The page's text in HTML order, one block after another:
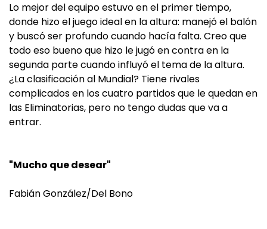
Lo mejor del equipo estuvo en el primer tiempo,
donde hizo el juego ideal en la altura: manejó el balón
y buscó ser profundo cuando hacía falta. Creo que
todo eso bueno que hizo le jugó en contra en la
segunda parte cuando influyó el tema de la altura.
¿La clasificación al Mundial? Tiene rivales
complicados en los cuatro partidos que le quedan en
las Eliminatorias, pero no tengo dudas que va a
entrar.
"Mucho que desear"
Fabián González/Del Bono